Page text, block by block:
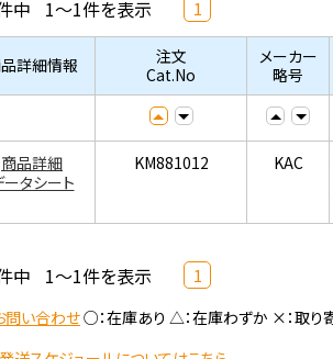
中 1～1件を表示 1
詳細情報
注文
Cat.No
メーカー
略号
商品詳細
ータシート
KM881012 KAC
中 1～1件を表示 1
問い合わせ○：在庫あり △：在庫わずか ×：取り